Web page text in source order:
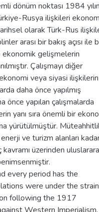
dönüm noktası 1984
Rusya ilişkileri
olarak Türk-Rus
arası bir bakış açısı ile
gelişmelerin
Çalışmayı diğer
veya siyasi ilişkilerin
daha önce yapılmış
önce yapılan çalışmalarda
yanı sıra önemli bir
yürütülmüştür.
ve turizm alanları
üzerinden
every period has the
were under the
following the 1917